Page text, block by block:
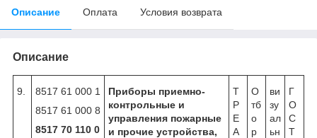
Описание Оплата Условия возврата
Описание
9.
8517 61 000 1
8517 61 000 8
8517 70 110 0
Приборы приемно-
контрольные и
управления пожарные
и прочие устройства,
Т
Р
Е
А
О
тб
о
р
ви
зу
ал
ьн
Г
О
С
Т